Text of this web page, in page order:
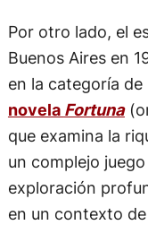
Por otro lado, el
Buenos Aires en
en la categoría
novela Fortuna
que examina la
un complejo
exploración
en un contexto